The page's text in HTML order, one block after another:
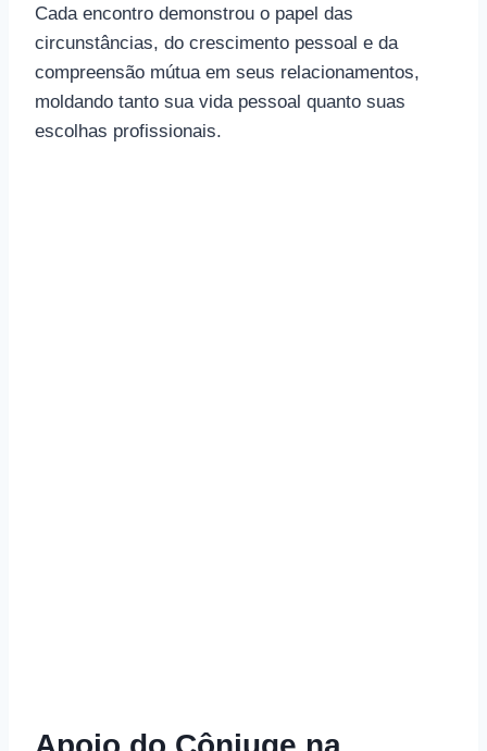
Cada encontro demonstrou o papel das
circunstâncias, do crescimento pessoal e da
compreensão mútua em seus relacionamentos,
moldando tanto sua vida pessoal quanto suas
escolhas profissionais.